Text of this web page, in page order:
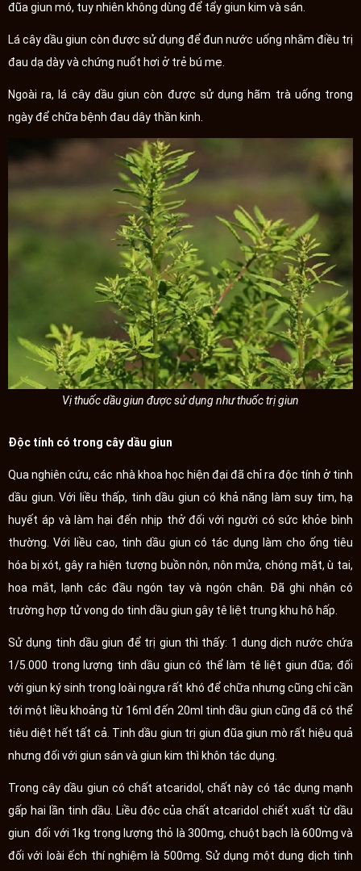
đũa giun mó, tuy nhiên không dùng để tẩy giun kim và sán.
Lá cây dầu giun còn được sử dụng để đun nước uống nhằm điều trị
đau dạ dày và chứng nuốt hơi ở trẻ bú mẹ.
Ngoài ra, lá cây dầu giun còn được sử dụng hãm trà uống trong
ngày để chữa bệnh đau dây thần kinh.
Vị thuốc dầu giun được sử dụng như thuốc trị giun
Độc tính có trong cây dầu giun
Qua nghiên cứu, các nhà khoa học hiện đại đã chỉ ra độc tính ở tinh
dầu giun. Với liều thấp, tinh dầu giun có khả năng làm suy tim, hạ
huyết áp và làm hại đến nhịp thở đối với người có sức khỏe bình
thường. Với liều cao, tinh dầu giun có tác dụng làm cho ống tiêu
hóa bị xót, gây ra hiện tượng buồn nôn, nôn mửa, chóng mặt, ù tai,
hoa mắt, lạnh các đầu ngón tay và ngón chân. Đã ghi nhận có
trường hợp tử vong do tinh dầu giun gây tê liệt trung khu hô hấp.
Sử dụng tinh dầu giun để trị giun thì thấy: 1 dung dịch nước chứa
1/5.000 trong lượng tinh dầu giun có thể làm tê liệt giun đũa; đối
với giun ký sinh trong loài ngựa rất khó để chữa nhưng cũng chỉ cần
tới một liều khoảng từ 16ml đến 20ml tinh dầu giun cũng đã có thể
tiêu diệt hết tất cả. Tinh dầu giun trị giun đũa giun mò rất hiệu quả
nhưng đối với giun sán và giun kim thì khôn tác dụng.
Trong cây dầu giun có chất atcaridol, chất này có tác dụng mạnh
gấp hai lần tinh dầu. Liều độc của chất atcaridol chiết xuất từ dầu
giun đối với 1kg trọng lượng thỏ là 300mg, chuột bạch là 600mg và
đối với loài ếch thí nghiệm là 500mg. Sử dụng một dung dịch tinh